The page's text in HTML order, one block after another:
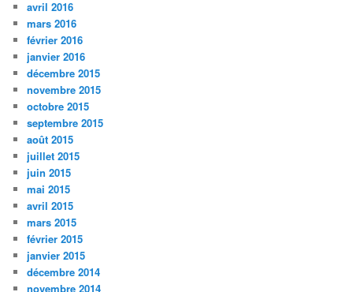
avril 2016
mars 2016
février 2016
janvier 2016
décembre 2015
novembre 2015
octobre 2015
septembre 2015
août 2015
juillet 2015
juin 2015
mai 2015
avril 2015
mars 2015
février 2015
janvier 2015
décembre 2014
novembre 2014